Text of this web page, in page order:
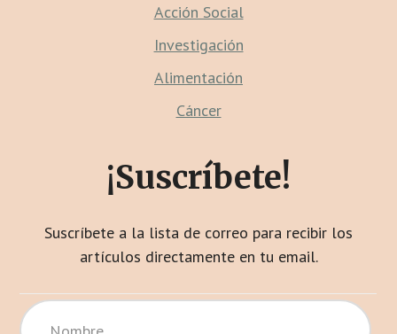
Acción Social
Investigación
Alimentación
Cáncer
¡Suscríbete!
Suscríbete a la lista de correo para recibir los
artículos directamente en tu email.